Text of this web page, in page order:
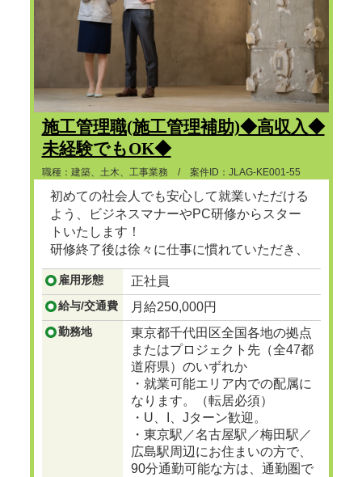
施工管理職(施工管理補助)◆高収入◆
未経験でもOK◆
職種：建築、土木、工事業務 / 案件ID：JLAG-KE001-55
初めての社会人でも安心して就業いただける
よう、ビジネスマナーやPC研修からスター
トいたします！
研修終了後は徐々に仕事に慣れていただき、
ゆくゆくは建設プロジェクトマネージャーと
して、街で見かけるビル、マンション、ショ
ッピングセンターなど地図に残る大規模な建
設の舵をとる人材に成長...つづきを見る
雇用形態 正社員
給与/交通費 月給250,000円
勤務地
東京都千代田区全国各地の拠点
またはプロジェクト先（全47都
道府県）のいずれか
・就業可能エリア内での配属に
なります。（転居必須）
・U、I、Jターン歓迎。
・東京駅／名古屋駅／梅田駅／
広島駅周辺にお住まいの方で、
90分通勤可能な方は、通勤圏で